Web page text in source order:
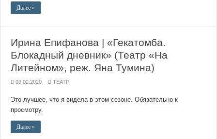
Далее »
Ирина Епифанова | «Гекатомба.
Блокадный дневник» (Театр «На
Литейном», реж. Яна Тумина)
09.02.2020 ТЕАТР
Это лучшее, что я видела в этом сезоне. Обязательно к
просмотру.
Далее »